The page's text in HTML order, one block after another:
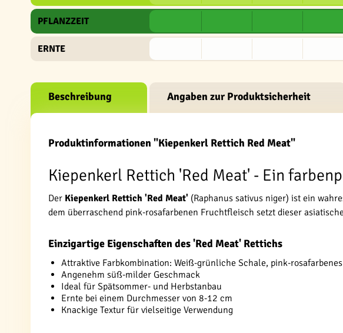
PFLANZZEIT
ERNTE
Beschreibung Angaben zur Produktsicherheit
Produktinformationen "Kiepenkerl Rettich Red Meat"
Kiepenkerl Rettich 'Red Meat' - Ein
Der Kiepenkerl Rettich 'Red Meat' (Raphanus sativus niger) ist ein
dem überraschend pink-rosafarbenen Fruchtfleisch setzt dieser
Einzigartige Eigenschaften des 'Red Meat' Rettichs
Attraktive Farbkombination: Weiß-grünliche Schale, pink-
Angenehm süß-milder Geschmack
Ideal für Spätsommer- und Herbstanbau
Ernte bei einem Durchmesser von 8-12 cm
Knackige Textur für vielseitige Verwendung